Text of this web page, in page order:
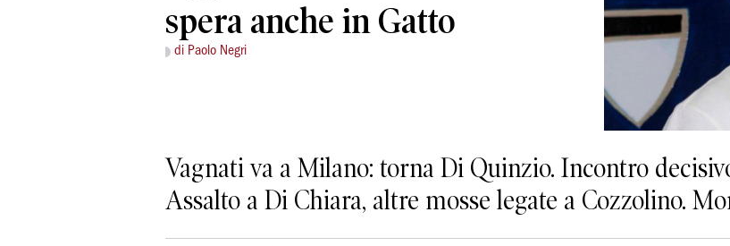
spera anche in Gatto
di Paolo Negri
Vagnati va a Milano: torna Di Quinzio. Incontro
Assalto a Di Chiara, altre mosse legate a Cozzolino.